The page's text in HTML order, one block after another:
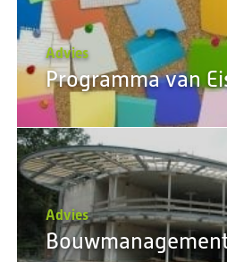
Advies
Programma van
Advies